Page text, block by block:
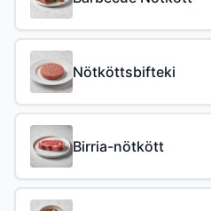
Nötköttsbifteki
Birria-nötkött